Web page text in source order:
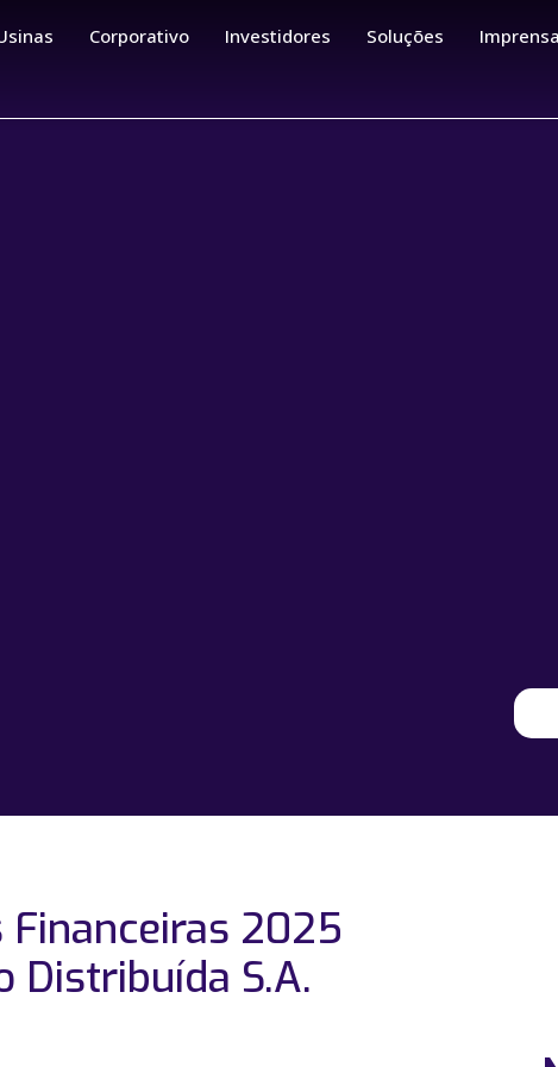
Corporativo Investidores Soluções Imprensa
2025
Distribuída S.A.